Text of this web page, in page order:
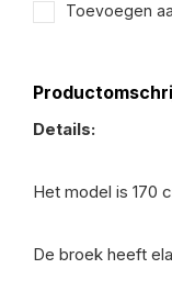
Toevoegen
Details:
Het model is 170
De broek heeft